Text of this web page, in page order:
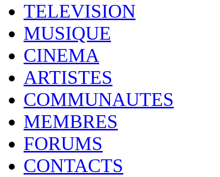
TELEVISION
MUSIQUE
CINEMA
ARTISTES
COMMUNAUTES
MEMBRES
FORUMS
CONTACTS